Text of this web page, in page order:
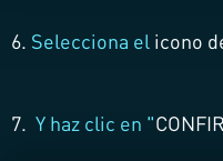
6. Selecciona el icono
7. Y haz clic en "